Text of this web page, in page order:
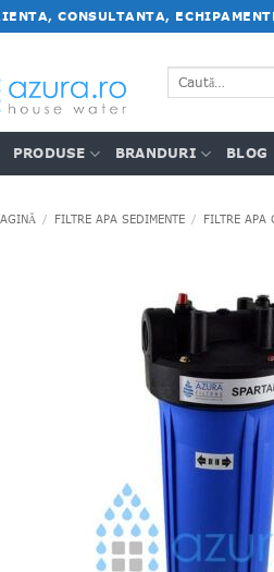
CONSULTANTA,
Caută
după:
PRODUSE BRANDURI BLOG
/ FILTRE APA SEDIMENTE / FILTRE APA